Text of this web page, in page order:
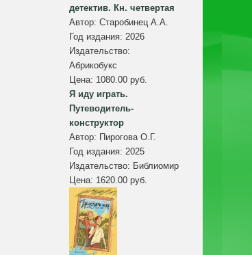
детектив. Кн. четвертая
Автор: Старобинец А.А.
Год издания: 2026
Издательство:
Абрикобукс
Цена: 1080.00 руб.
Я иду играть.
Путеводитель-
конструктор
Автор: Пирогова О.Г.
Год издания: 2025
Издательство: Библиомир
Цена: 1620.00 руб.